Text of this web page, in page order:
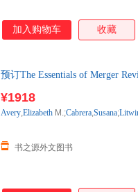
加入购物车 收藏
预订The Essentials of Merger
¥1918
书之源外文图书
Avery,Elizabeth M.;Cabrera,Susana;